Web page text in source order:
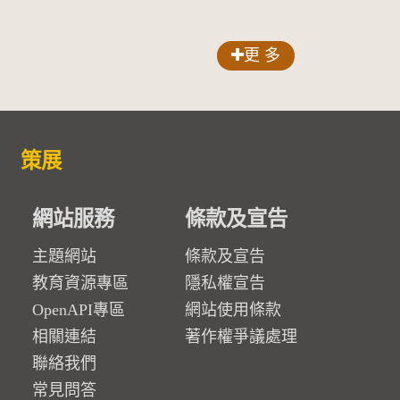
更 多
策展
網站服務
主題網站
教育資源專區
OpenAPI專區
相關連結
聯絡我們
常見問答
條款及宣告
條款及宣告
隱私權宣告
網站使用條款
著作權爭議處理